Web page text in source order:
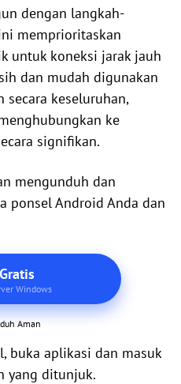
dengan langkah-
memprioritaskan
untuk koneksi jarak jauh
dan mudah digunakan
keseluruhan,
ke
signifikan.
mengunduh dan
ponsel Android Anda dan
Windows
Aman
buka aplikasi dan masuk
yang ditunjuk.